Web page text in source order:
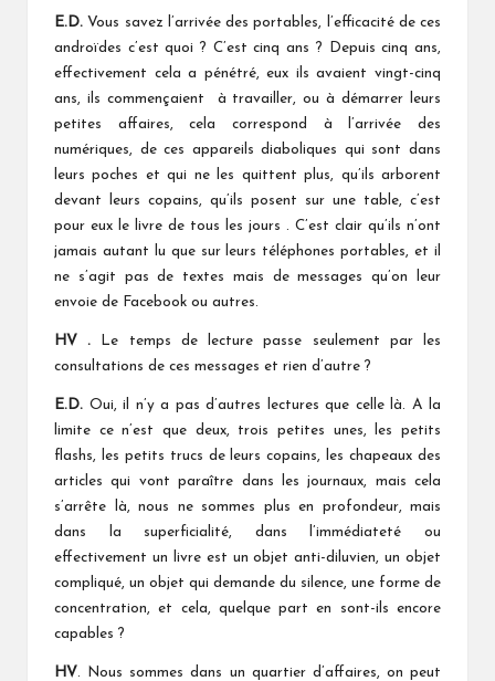
E.D. Vous savez l’arrivée des portables, l’efficacité de ces
androïdes c’est quoi ? C’est cinq ans ? Depuis cinq ans,
effectivement cela a pénétré, eux ils avaient vingt-cinq
ans, ils commençaient à travailler, ou à démarrer leurs
petites affaires, cela correspond à l’arrivée des
numériques, de ces appareils diaboliques qui sont dans
leurs poches et qui ne les quittent plus, qu’ils arborent
devant leurs copains, qu’ils posent sur une table, c’est
pour eux le livre de tous les jours . C’est clair qu’ils n’ont
jamais autant lu que sur leurs téléphones portables, et il
ne s’agit pas de textes mais de messages qu’on leur
envoie de Facebook ou autres.
HV . Le temps de lecture passe seulement par les
consultations de ces messages et rien d’autre ?
E.D. Oui, il n’y a pas d’autres lectures que celle là. A la
limite ce n’est que deux, trois petites unes, les petits
flashs, les petits trucs de leurs copains, les chapeaux des
articles qui vont paraître dans les journaux, mais cela
s’arrête là, nous ne sommes plus en profondeur, mais
dans la superficialité, dans l’immédiateté ou
effectivement un livre est un objet anti-diluvien, un objet
compliqué, un objet qui demande du silence, une forme de
concentration, et cela, quelque part en sont-ils encore
capables ?
HV. Nous sommes dans un quartier d’affaires, on peut